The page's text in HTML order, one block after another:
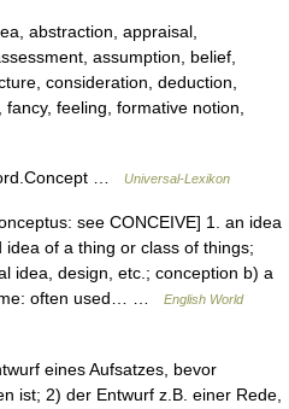
abstraction, appraisal,
assumption, belief,
consideration, deduction,
feeling, formative notion,
… Universal-Lexikon
see CONCEIVE] 1. an idea
of a thing or class of things;
idea, design, etc.; conception b) a
often used… …
English World
eines Aufsatzes, bevor
ist; 2) der Entwurf z.B. einer Rede,